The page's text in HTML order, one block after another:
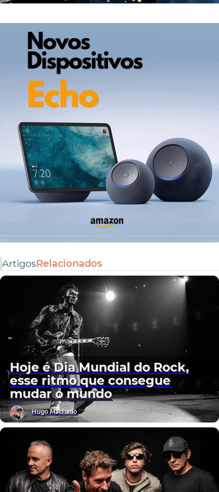
ArtigosRelacionados
Hoje é Dia Mundial do Rock,
esse ritmo que consegue
mudar o mundo
Hugo Machado